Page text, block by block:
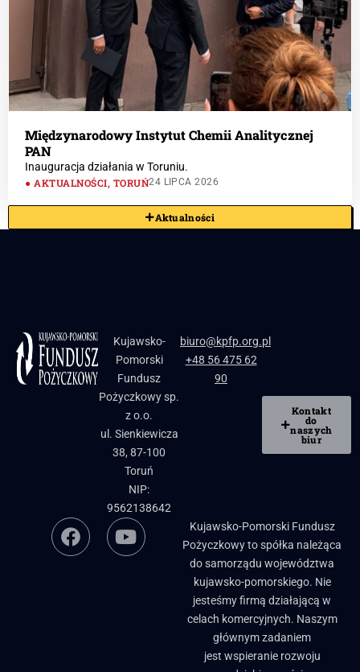
Międzynarodowy Instytut Chemii Analitycznej
PAN
Inauguracja działania w Toruniu.
AKTUALNOŚCI, TORUŃ24 LIPCA 2026
Aktualności
Kujawsko-
Pomorski
Fundusz
Pożyczkowy sp.
z o.o.
ul. Sienkiewicza
38, 87-100
Toruń
NIP:
9562138642
biuro@kpfp.org.pl
+48 56 475 62
90
Kontakt
do
naszych
biur
Kujawsko-Pomorski Fundusz
Pożyczkowy to spółka należąca
do samorządu województwa
kujawsko-pomorskiego. Nie
jesteśmy firmą działającą w
celach komercyjnych. Naszym
głównym zadaniem
jest wspieranie rozwoju